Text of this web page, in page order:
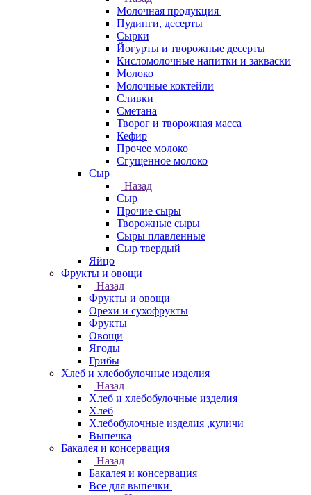
Молочная продукция
Пудинги, десерты
Сырки
Йогурты и творожные десерты
Кисломолочные напитки и закваски
Молоко
Молочные коктейли
Сливки
Сметана
Творог и творожная масса
Кефир
Прочее молоко
Сгущенное молоко
Сыр
Назад
Сыр
Прочие сыры
Творожные сыры
Сыры плавленные
Сыр твердый
Яйцо
Фрукты и овощи
Назад
Фрукты и овощи
Орехи и сухофрукты
Фрукты
Овощи
Ягоды
Грибы
Хлеб и хлебобулочные изделия
Назад
Хлеб и хлебобулочные изделия
Хлеб
Хлебобулочные изделия ,куличи
Выпечка
Бакалея и консервация
Назад
Бакалея и консервация
Все для выпечки